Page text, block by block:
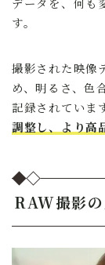
す。
撮影された映像
め、明るさ、色
記録されていま
調整し、より高
RAW撮影の